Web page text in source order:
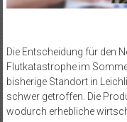
Die Entscheidung für den
Flutkatastrophe im
bisherige Standort in
schwer getroffen. Die
wodurch erhebliche